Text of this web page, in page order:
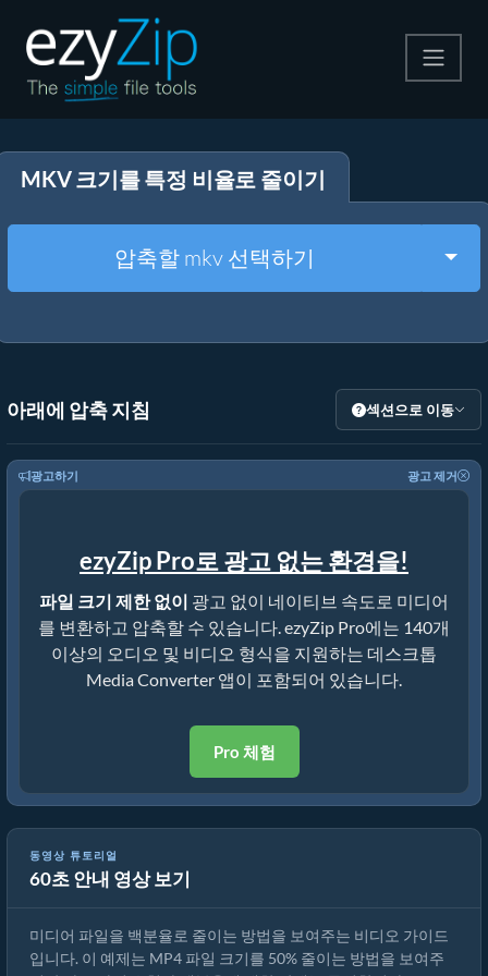
압축 해제
기타 도구
MKV 크기를 특정 비율로 줄이기
압축할 mkv 선택하기
아래에 압축 지침 섹션으로 이동
광고하기 광고 제거
ezyZip Pro로 광고 없는 환경을!
파일 크기 제한 없이 광고 없이 네이티브 속도로 미디어
를 변환하고 압축할 수 있습니다. ezyZip Pro에는 140개
이상의 오디오 및 비디오 형식을 지원하는 데스크톱
Media Converter 앱이 포함되어 있습니다.
Pro 체험
동영상 튜토리얼
60초 안내 영상 보기
미디어 파일 크기를 50% 줄이는 방법 (간단한 가이드)
미디어 파일을 백분율로 줄이는 방법을 보여주는 비디오 가이드
입니다. 이 예제는 MP4 파일 크기를 50% 줄이는 방법을 보여주